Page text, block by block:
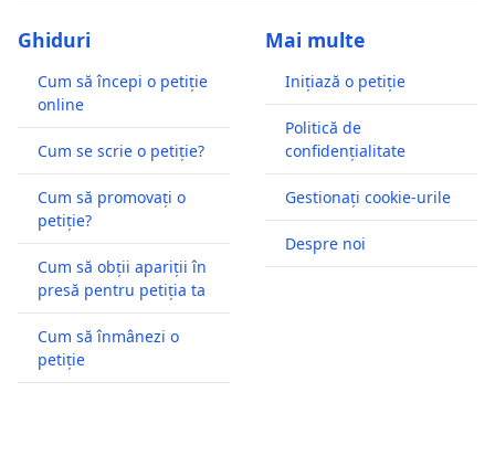
Ghiduri
Cum să începi o petiție
online
Cum se scrie o petiție?
Cum să promovați o
petiție?
Cum să obții apariții în
presă pentru petiția ta
Cum să înmânezi o
petiție
Mai multe
Inițiază o petiție
Politică de
confidențialitate
Gestionați cookie-urile
Despre noi